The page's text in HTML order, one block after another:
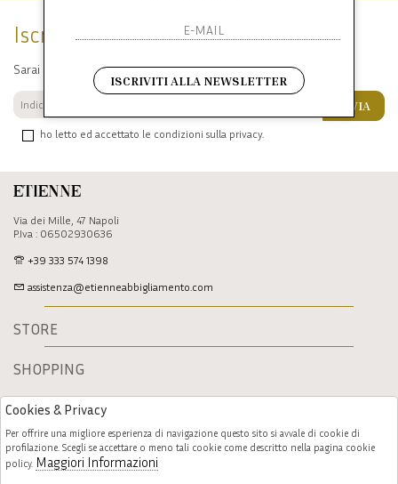
Etienne
Via dei Mille, 47 Napoli
P.Iva : 06502930636
+39 333 574 1398
assistenza@etienneabbigliamento.com
STORE
SHOPPING
Iscriviti alla newsletter
Sarai sempre aggiornato su offerte e promozioni.
ho letto ed accettato le condizioni sulla privacy.
INVIA
ISCRIVITI ALLA NEWSLETTER
Cookies & Privacy
Per offrire una migliore esperienza di navigazione questo sito si avvale di cookie di
profilazione. Scegli se accettare o meno tali cookie come descritto nella pagina cookie
policy. Maggiori Informazioni